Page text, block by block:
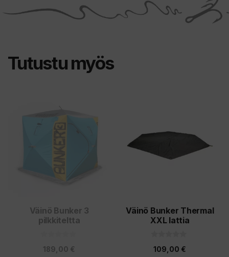
Tutustu myös
Väinö Bunker 3
pilkkiteltta
189,00 €
Väinö Bunker Thermal
XXL lattia
109,00 €